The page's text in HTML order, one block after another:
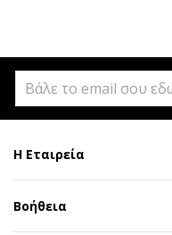
Η Εταιρεία
Βοήθεια